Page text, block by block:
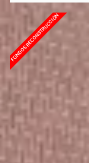
FONDOS RECONSTRUCCIÓN